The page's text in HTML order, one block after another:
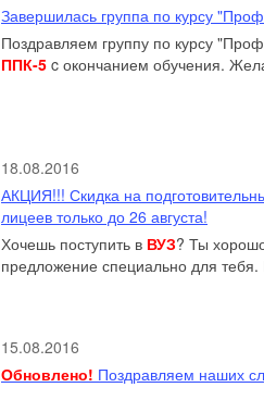
Завершилась группа по курсу
Поздравляем группу по курсу
ППК-5 c окончанием обучения.
18.08.2016
АКЦИЯ!!! Скидка на
лицеев только до 26 августа!
Хочешь поступить в ВУЗ? Ты
предложение специально для тебя.
15.08.2016
Обновлено! Поздравляем наших